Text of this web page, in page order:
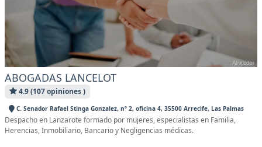
ABOGADAS LANCELOT
4.9 (107 opiniones )
C. Senador Rafael Stinga Gonzalez, nº 2, oficina 4, 35500 Arrecife, Las Palmas
Despacho en Lanzarote formado por mujeres, especialistas en Familia,
Herencias, Inmobiliario, Bancario y Negligencias médicas.